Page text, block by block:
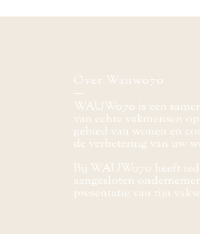
Over Wauw070
WAUW070 is een
van echte vakmensen
gebied van wonen en
de verbetering van uw
Bij WAUW070 heeft
aangesloten
presentatie van zijn